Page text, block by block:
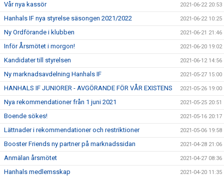
Vår nya kassör 2021-06-22 20:53
Hanhals IF nya styrelse säsongen 2021/2022 2021-06-22 10:25
Ny Ordförande i klubben 2021-06-21 21:46
Inför Årsmötet i morgon! 2021-06-20 19:02
Kandidater till styrelsen 2021-06-12 14:56
Ny marknadsavdelning Hanhals IF 2021-05-27 15:00
HANHALS IF JUNIORER - AVGÖRANDE FÖR VÅR EXISTENS 2021-05-26 19:00
Nya rekommendationer från 1 juni 2021 2021-05-25 20:51
Boende sökes! 2021-05-16 20:17
Lättnader i rekommendationer och restriktioner 2021-05-06 19:58
Booster Friends ny partner på marknadssidan 2021-04-28 21:06
Anmälan årsmötet 2021-04-27 08:36
Hanhals medlemsskap 2021-04-20 11:35